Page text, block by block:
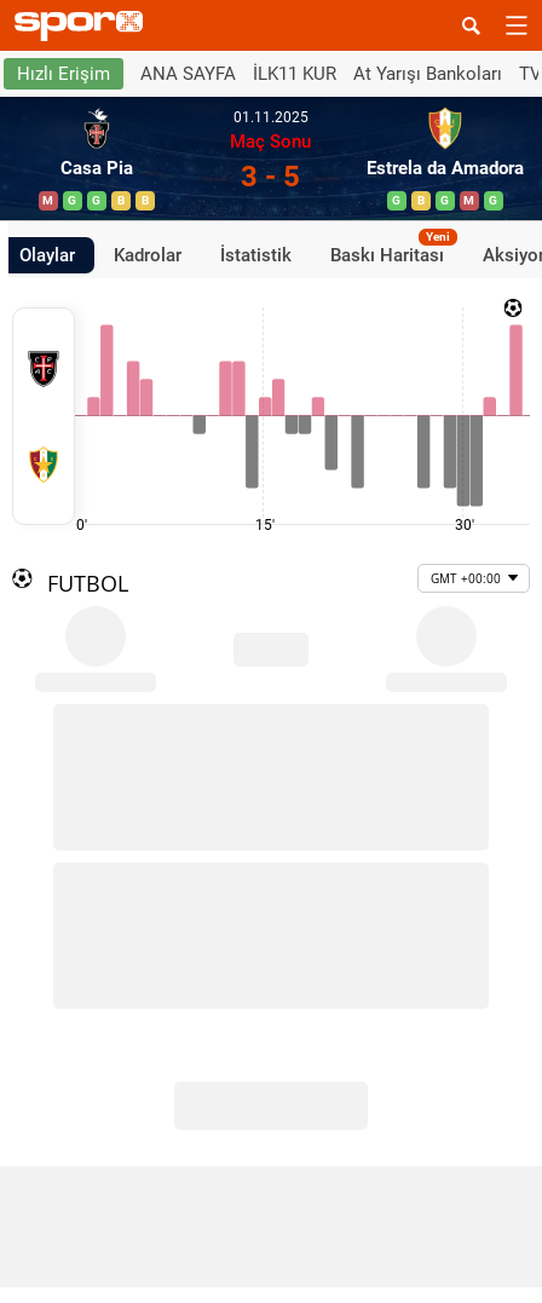
Hızlı Erişim ANA SAYFA İLK11 KUR At Yarışı Bankoları
Casa Pia
M G G B B
01.11.2025
Maç Sonu
3 - 5 Estrela da Amadora
G B G M G
Olaylar Kadrolar İstatistik Baskı Haritası
Yeni
0' 15' 30'
FUTBOL GMT +00:00